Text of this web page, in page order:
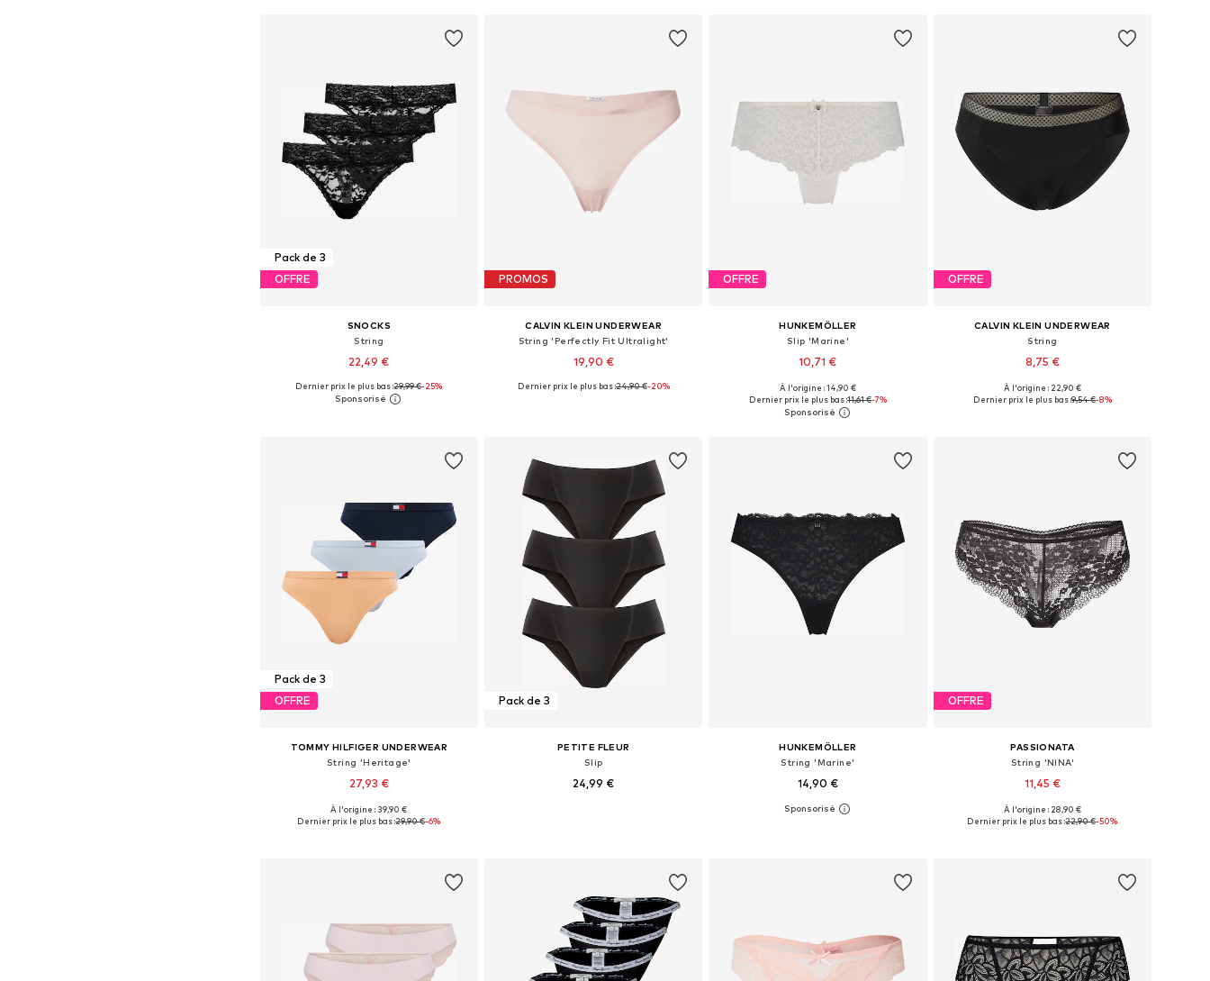
Pack de 3
OFFRE
SNOCKS
String
22,49 €
Tailles disponibles: XS, S, M, L, XL
Dernier prix le plus bas :29,99 €-25%
PROMOS
CALVIN KLEIN UNDERWEAR
String 'Perfectly Fit Ultralight'
19,90 €
Tailles disponibles: XS, S, M, L, XL
Dernier prix le plus bas :24,90 €-20%
OFFRE
HUNKEMÖLLER
Slip 'Marine'
10,71 €
Tailles disponibles: S, M, L, XL
Ajouter au panier
À l'origine : 14,90 €
Dernier prix le plus bas :11,61 €-7%
OFFRE
CALVIN KLEIN UNDERWEAR
String
8,75 €
Tailles disponibles: XS, S, M
À l'origine : 22,90 €
Dernier prix le plus bas :9,54 €-8%
Pack de 3
OFFRE
TOMMY HILFIGER UNDERWEAR
String 'Heritage'
27,93 €
Tailles disponibles: XS, S, M, L, XL
À l'origine : 39,90 €
Dernier prix le plus bas :29,90 €-6%
Pack de 3
PETITE FLEUR
Slip
24,99 €
HUNKEMÖLLER
String 'Marine'
14,90 €
Tailles disponibles: S, M, L, XL
OFFRE
PASSIONATA
String 'NINA'
11,45 €
Tailles disponibles: S-M
À l'origine : 28,90 €
Dernier prix le plus bas :22,90 €-50%